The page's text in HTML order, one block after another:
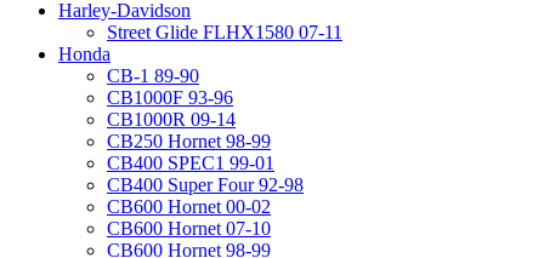
Harley-Davidson
Street Glide FLHX1580 07-11
Honda
CB-1 89-90
CB1000F 93-96
CB1000R 09-14
CB250 Hornet 98-99
CB400 SPEC1 99-01
CB400 Super Four 92-98
CB600 Hornet 00-02
CB600 Hornet 07-10
CB600 Hornet 98-99